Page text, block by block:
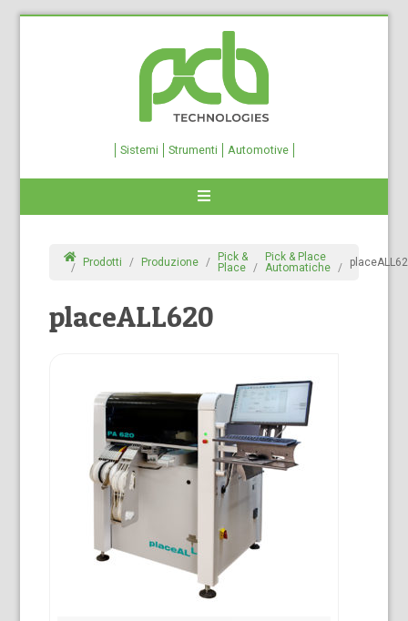
Sistemi Strumenti Automotive
Prodotti Produzione
Pick &
Place
Pick & Place
Automatiche
placeALL620